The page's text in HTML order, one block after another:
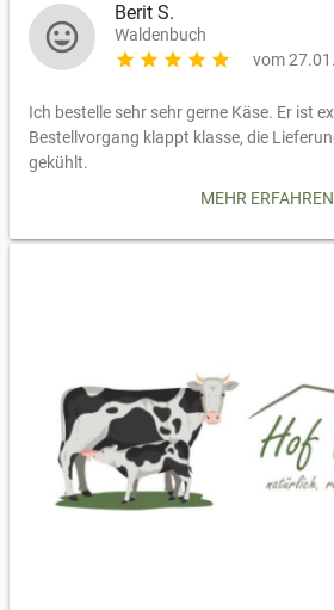
mood
Berit S.
Waldenbuch
star star star star star vom
Ich bestelle sehr sehr gerne Käse. Er ist
Bestellvorgang klappt klasse, die
gekühlt.
werden. Ein Vorbild für alle. Ich kann
MEHR ERFAHREN